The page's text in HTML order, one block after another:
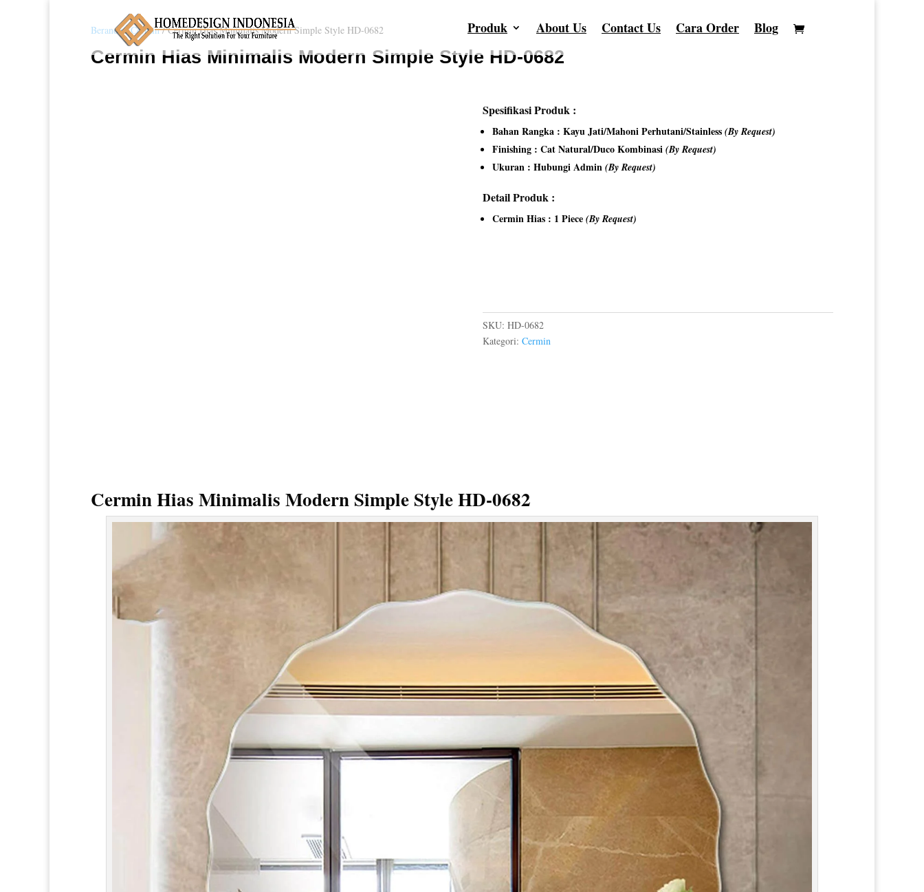
Produk About Us Contact Us Cara Order Blog
Beranda/Cermin/ Cermin Hias Minimalis Modern Simple Style HD-0682
Cermin Hias Minimalis Modern Simple Style HD-0682
Spesifikasi Produk :
Bahan Rangka : Kayu Jati/Mahoni Perhutani/Stainless (By Request)
Finishing : Cat Natural/Duco Kombinasi (By Request)
Ukuran : Hubungi Admin (By Request)
Detail Produk :
Cermin Hias : 1 Piece (By Request)
SKU: HD-0682
Kategori: Cermin
Cermin Hias Minimalis Modern Simple Style HD-0682